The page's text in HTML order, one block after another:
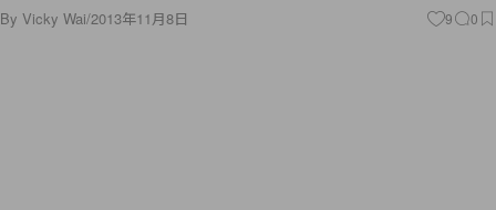
By Vicky Wai/2013年11月8日 9 0